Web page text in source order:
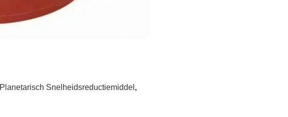
Planetarisch Snelheidsreductiemiddel ,